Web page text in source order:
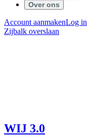
Over ons
Account aanmakenLog in
Zijbalk overslaan
WIJ 3.0